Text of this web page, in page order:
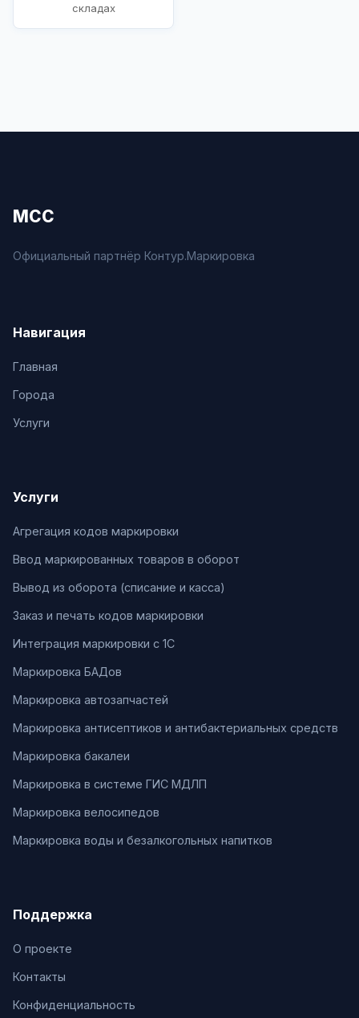
складах
МСС
Официальный партнёр Контур.Маркировка
Навигация
Главная
Города
Услуги
Услуги
Агрегация кодов маркировки
Ввод маркированных товаров в оборот
Вывод из оборота (списание и касса)
Заказ и печать кодов маркировки
Интеграция маркировки с 1С
Маркировка БАДов
Маркировка автозапчастей
Маркировка антисептиков и антибактериальных средств
Маркировка бакалеи
Маркировка в системе ГИС МДЛП
Маркировка велосипедов
Маркировка воды и безалкогольных напитков
Поддержка
О проекте
Контакты
Конфиденциальность